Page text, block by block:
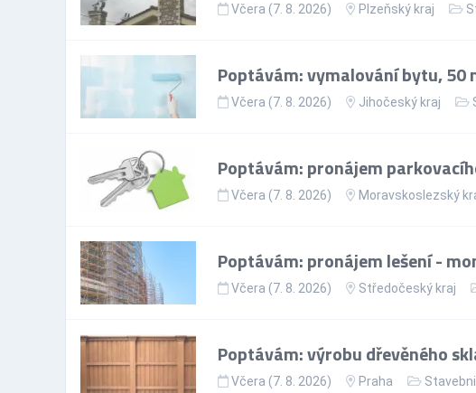
Včera (7. 8. 2026) Plzeňský kraj
Poptávám: vymalování bytu, 50
Včera (7. 8. 2026) Jihočeský kraj
Poptávám: pronájem
Včera (7. 8. 2026) Moravskoslezský
Poptávám: pronájem lešení -
Včera (7. 8. 2026) Středočeský kraj
Poptávám: výrobu dřevěného
Včera (7. 8. 2026) Praha